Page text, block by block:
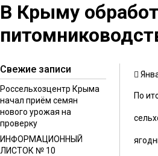
В Крыму
Свежие записи
Россельхозцентр Крыма
начал приём семян
нового урожая на
проверку
ИНФОРМАЦИОННЫЙ
ЛИСТОК № 10
По